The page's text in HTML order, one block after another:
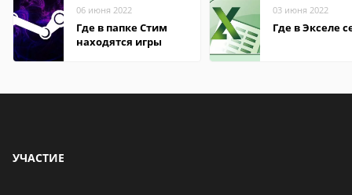
06 июня 2022
Где в папке Стим
находятся игры
03 июня 2022
Где в Экселе
УЧАСТИЕ